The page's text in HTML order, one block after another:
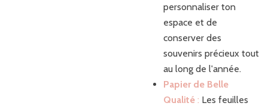
personnaliser ton
espace et de
conserver des
souvenirs précieux tout
au long de l'année.
Papier de Belle
Qualité : Les feuilles